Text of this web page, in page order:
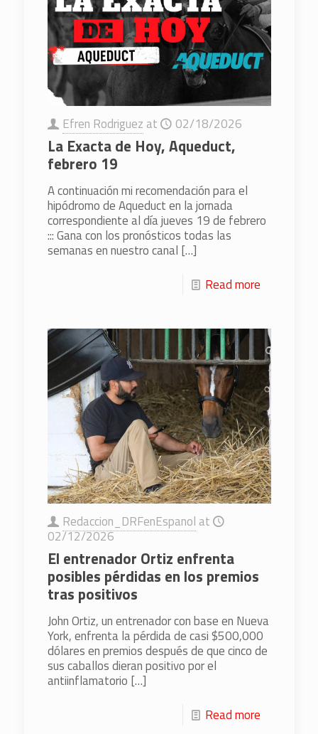
Efren Rodriguez at 02/18/2026
La Exacta de Hoy, Aqueduct,
febrero 19
A continuación mi recomendación para el
hipódromo de Aqueduct en la jornada
correspondiente al día jueves 19 de febrero
::: Gana con los pronósticos todas las
semanas en nuestro canal […]
Read more
Redaccion_DRFenEspanol at
02/12/2026
El entrenador Ortiz enfrenta
posibles pérdidas en los premios
tras positivos
John Ortiz, un entrenador con base en Nueva
York, enfrenta la pérdida de casi $500,000
dólares en premios después de que cinco de
sus caballos dieran positivo por el
antiinflamatorio […]
Read more